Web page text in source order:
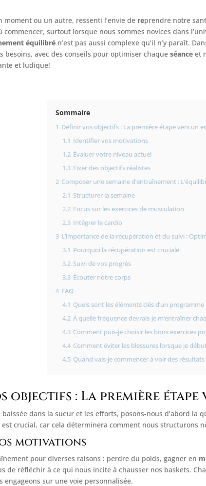
moment ou un autre, ressenti l’envie de reprendre notre
commencer, surtout lorsque nous sommes novices dans
équilibré n’est pas aussi complexe qu’il n’y paraît.
besoins, avec des conseils pour optimiser chaqueséance et
et ludique!
Sommaire
1 Définir vos objectifs : La première étape vers un
1.1 Identifier vos motivations
1.2 Évaluer votre niveau actuel
1.3 Fixer des objectifs réalistes
2 Composer une semaine d’entraînement :
2.1 Structurer la semaine
2.2 Focus sur les exercices de musculation
2.3 Intégrer le cardio
3 L’importance de la récupération et du suivi :
3.1 Pourquoi la récupération est cruciale
3.2 Suivi de vos progrès
3.3 Écouter notre corps
4 FAQ
4.1 Quels sont les éléments clés d’un
4.2 À quelle fréquence devrais-je m’entraîner
4.3 Comment puis-je choisir les bons exercices
4.4 Comment éviter les blessures lorsque je
4.5 Quand vais-je commencer à voir des résultats
objectifs : La première
dans la sueur et les efforts, posons-nous d’abord la
crucial, car cela déterminera comment nous structurons
motivations
pour diverses raisons : perdre du poids, gagner en
de réfléchir à ce qui nous incite à chausser nos baskets.
engageons sur une voie personnalisée.